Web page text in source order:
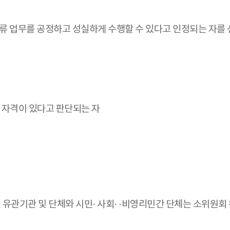
업무를 공정하고 성실하게 수행할 수 있다고 인정되는 자를
격이 있다고 판단되는 자
관기관 및 단체와 시민· 사회· ·비영리민간 단체는 소위원